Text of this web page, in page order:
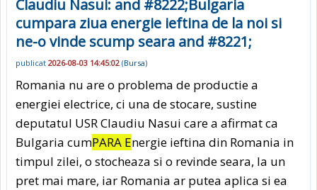
Claudiu Nasui: and #8222;Bulgaria
cumpara ziua energie ieftina de la noi si
ne-o vinde scump seara and #8221;
publicat 2026-08-03 14:45:02 (Bursa)
Romania nu are o problema de productie a
energiei electrice, ci una de stocare, sustine
deputatul USR Claudiu Nasui care a afirmat ca
Bulgaria cumPARA Energie ieftina din Romania in
timpul zilei, o stocheaza si o revinde seara, la un
pret mai mare, iar Romania ar putea aplica si ea